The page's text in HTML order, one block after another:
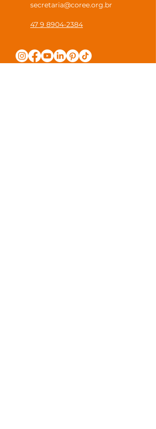
secretaria@coree.org.br
47 9 8904-2384